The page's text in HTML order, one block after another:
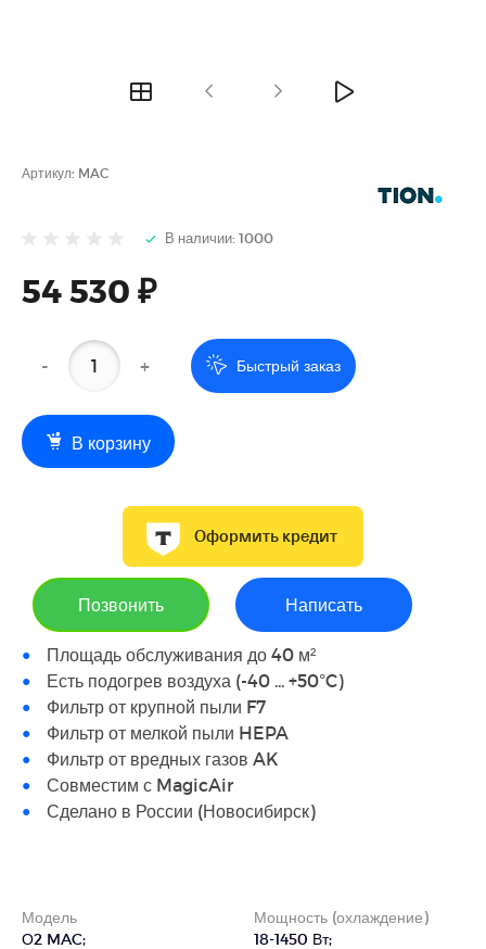
Артикул: MAC
В наличии: 1000
54 530 ₽
- + Быстрый заказ
В корзину
Оформить кредит
Позвонить Написать
Площадь обслуживания до 40 м²
Есть подогрев воздуха (-40 ... +50°C)
Фильтр от крупной пыли F7
Фильтр от мелкой пыли HEPA
Фильтр от вредных газов AK
Совместим с MagicAir
Сделано в России (Новосибирск)
Модель
О2 MAC;
Мощность (охлаждение)
18-1450 Вт;